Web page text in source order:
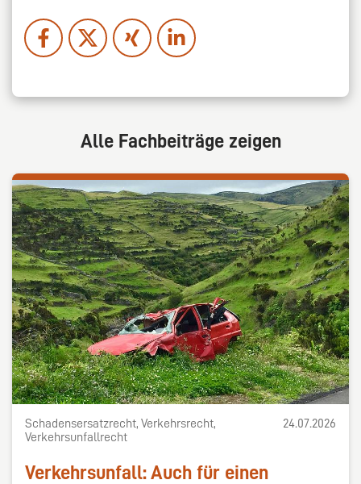
Alle Fachbeiträge zeigen
Schadensersatzrecht, Verkehrsrecht,
Verkehrsunfallrecht
24.07.2026
Verkehrsunfall: Auch für einen